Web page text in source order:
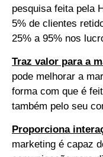
pesquisa feita pela
5% de clientes
25% a 95% nos
Traz valor para a
pode melhorar a
forma com que é
também pelo seu
Proporciona
marketing é capaz